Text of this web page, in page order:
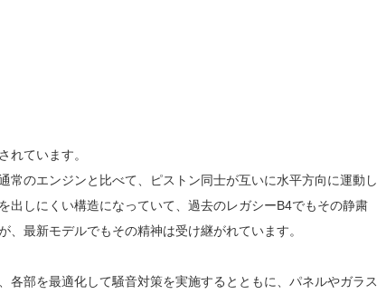
れています。
常のエンジンと比べて、ピストン同士が互いに水平方向に運動し
出しにくい構造になっていて、過去のレガシーB4でもその静粛
、最新モデルでもその精神は受け継がれています。
各部を最適化して騒音対策を実施するとともに、パネルやガラス